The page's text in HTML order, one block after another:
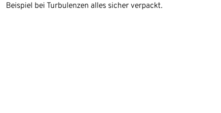
Beispiel bei Turbulenzen alles sicher verpackt.